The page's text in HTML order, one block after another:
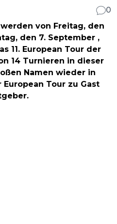
0
werden von Freitag, den
den 7. September ,
11. European Tour der
14 Turnieren in dieser
Namen wieder in
Tour zu Gast